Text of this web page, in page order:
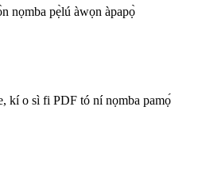
nọmba pẹ̀lú àwọn àpapọ̀
kí o sì fi PDF tó ní nọmba pamọ́